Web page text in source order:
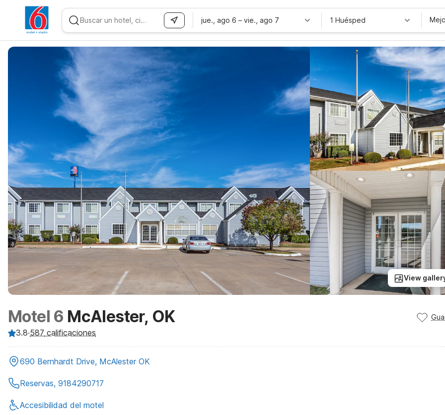
WIZARD MEMBER
jue., ago 6 – vie., ago 7 1 Huésped
View
Motel 6 McAlester, OK
3.8·587 calificaciones
690 Bernhardt Drive, McAlester OK
Reservas, 9184290717
Accesibilidad del motel